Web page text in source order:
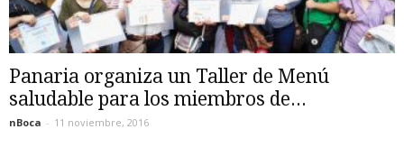
Panaria organiza un Taller de Menú
saludable para los miembros de...
nBoca - 11 noviembre, 2016